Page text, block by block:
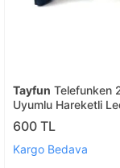
Tayfun Telefunken
Uyumlu Hareketli
Duvar Askı Aparatı
600 TL
Kargo Bedava